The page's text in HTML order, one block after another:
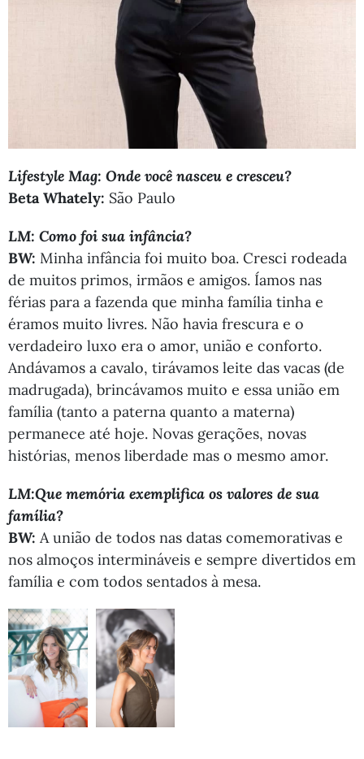
Lifestyle Mag: Onde você nasceu e cresceu?
Beta Whately: São Paulo
LM: Como foi sua infância?
BW: Minha infância foi muito boa. Cresci rodeada
de muitos primos, irmãos e amigos. Íamos nas
férias para a fazenda que minha família tinha e
éramos muito livres. Não havia frescura e o
verdadeiro luxo era o amor, união e conforto.
Andávamos a cavalo, tirávamos leite das vacas (de
madrugada), brincávamos muito e essa união em
família (tanto a paterna quanto a materna)
permanece até hoje. Novas gerações, novas
histórias, menos liberdade mas o mesmo amor.
LM:Que memória exemplifica os valores de sua
família?
BW: A união de todos nas datas comemorativas e
nos almoços intermináveis e sempre divertidos em
família e com todos sentados à mesa.